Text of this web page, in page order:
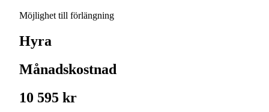
Möjlighet till förlängning
Hyra
Månadskostnad
10 595 kr